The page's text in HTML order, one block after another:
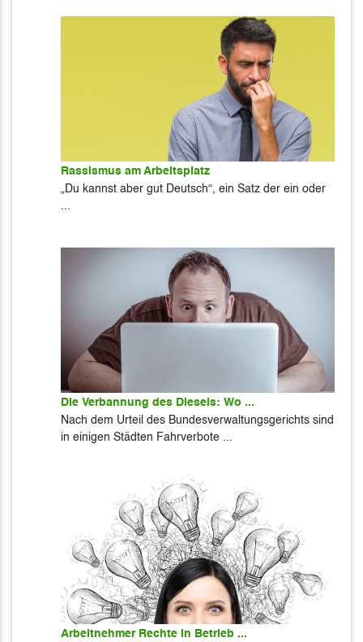
Rassismus am Arbeitsplatz
„Du kannst aber gut Deutsch“, ein Satz der ein oder
...
Die Verbannung des Diesels: Wo ...
Nach dem Urteil des Bundesverwaltungsgerichts sind
in einigen Städten Fahrverbote ...
Arbeitnehmer Rechte in Betrieb ...